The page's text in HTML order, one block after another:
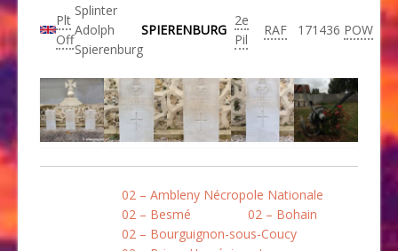
Plt
Off
Splinter
Adolph
Spierenburg
SPIERENBURG
2e
Pil
RAF 171436 POW
02 – Ambleny Nécropole Nationale
02 – Besmé
02 – Bohain
02 – Bourguignon-sous-Coucy